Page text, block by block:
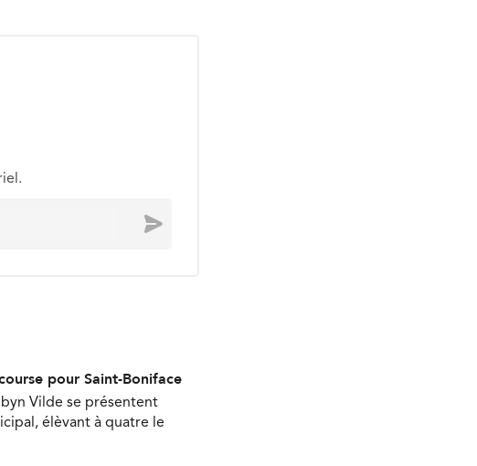
Envoyer
pour Saint-Boniface
Vilde se présentent
élèvant à quatre le